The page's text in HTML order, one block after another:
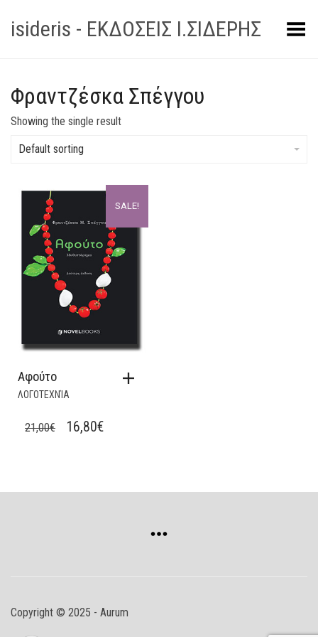
isideris - ΕΚΔΟΣΕΙΣ Ι.ΣΙΔΕΡΗΣToggle Menu
Φραντζέσκα Σπέγγου
Showing the single result
Default sorting
SALE!
Αφούτο
ΛΟΓΟΤΕΧΝΊΑ
21,00€
ORIGINAL
16,80€CURRENT
Copyright © 2025 - Aurum